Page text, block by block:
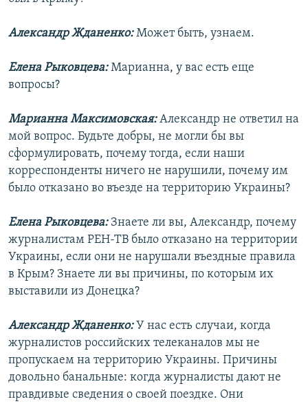
Александр Жданенко:Может быть, узнаем.
Елена Рыковцева:Марианна, у вас есть еще
вопросы?
Марианна Максимовская:Александр не ответил на
мой вопрос. Будьте добры, не могли бы вы
сформулировать, почему тогда, если наши
корреспонденты ничего не нарушили, почему им
было отказано во въезде на территорию Украины?
Елена Рыковцева:Знаете ли вы, Александр, почему
журналистам РЕН-ТВ было отказано на территории
Украины, если они не нарушали въездные правила
в Крым? Знаете ли вы причины, по которым их
выставили из Донецка?
Александр Жданенко: У нас есть случаи, когда
журналистов российских телеканалов мы не
пропускаем на территорию Украины. Причины
довольно банальные: когда журналисты дают не
правдивые сведения о своей поездке. Они